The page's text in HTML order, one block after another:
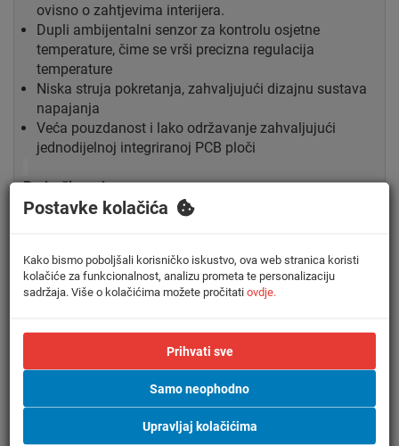
ovisno o zahtjevima interijera.
Dupli ambijentalni senzor za kontrolu osjetne
temperature, čime se vrši precizna regulacija
temperature
Niska struja pokretanja, zahvaljujući dizajnu sustava
napajanja
Veća pouzdanost i lako održavanje zahvaljujući
jednodijelnoj integriranoj PCB ploči
Područje rada:
U hlađenju: Od -15C Do +48C
Postavke kolačića
Kako bismo poboljšali korisničko iskustvo, ova web stranica koristi
kolačiće za funkcionalnost, analizu prometa te personalizaciju
sadržaja. Više o kolačićima možete pročitati ovdje.
Prihvati sve
Samo neophodno
Upravljaj kolačićima